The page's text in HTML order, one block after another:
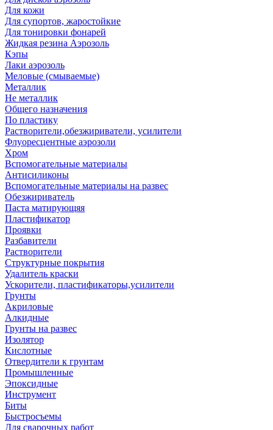
Для кожи
Для супортов, жаростойкие
Для тонировки фонарей
Жидкая резина Аэрозоль
Кэпы
Лаки аэрозоль
Меловые (смываемые)
Металлик
Не металлик
Общего назначения
По пластику
Растворители,обезжириватели, усилители
Флуоресцентные аэрозоли
Хром
Вспомогательные материалы
Антисиликоны
Вспомогательные материалы на развес
Обезжириватель
Паста матирующяя
Пластификатор
Проявки
Разбавители
Растворители
Структурные покрытия
Удалитель краски
Ускорители, пластификаторы,усилители
Грунты
Акриловые
Алкидные
Грунты на развес
Изолятор
Кислотные
Отвердители к грунтам
Промышленные
Эпоксидные
Инструмент
Биты
Быстросъемы
Для сварочных работ